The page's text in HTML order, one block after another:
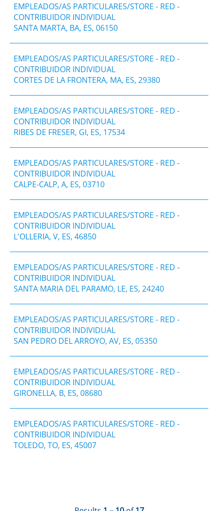
EMPLEADOS/AS PARTICULARES/STORE - RED -
CONTRIBUIDOR INDIVIDUAL
SANTA MARTA, BA, ES, 06150
EMPLEADOS/AS PARTICULARES/STORE - RED -
CONTRIBUIDOR INDIVIDUAL
CORTES DE LA FRONTERA, MA, ES, 29380
EMPLEADOS/AS PARTICULARES/STORE - RED -
CONTRIBUIDOR INDIVIDUAL
RIBES DE FRESER, GI, ES, 17534
EMPLEADOS/AS PARTICULARES/STORE - RED -
CONTRIBUIDOR INDIVIDUAL
CALPE-CALP, A, ES, 03710
EMPLEADOS/AS PARTICULARES/STORE - RED -
CONTRIBUIDOR INDIVIDUAL
L'OLLERIA, V, ES, 46850
EMPLEADOS/AS PARTICULARES/STORE - RED -
CONTRIBUIDOR INDIVIDUAL
SANTA MARIA DEL PARAMO, LE, ES, 24240
EMPLEADOS/AS PARTICULARES/STORE - RED -
CONTRIBUIDOR INDIVIDUAL
SAN PEDRO DEL ARROYO, AV, ES, 05350
EMPLEADOS/AS PARTICULARES/STORE - RED -
CONTRIBUIDOR INDIVIDUAL
GIRONELLA, B, ES, 08680
EMPLEADOS/AS PARTICULARES/STORE - RED -
CONTRIBUIDOR INDIVIDUAL
TOLEDO, TO, ES, 45007